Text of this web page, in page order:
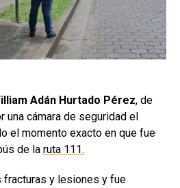
Adán Hurtado Pérez, de
una cámara de seguridad el
el momento exacto en que fue
de la ruta 111.
y lesiones y fue